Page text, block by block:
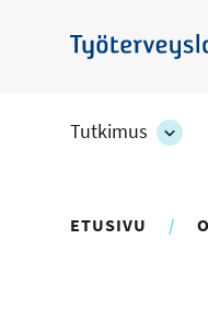
pääsisältöön
Tutkimus
ETUSIVU